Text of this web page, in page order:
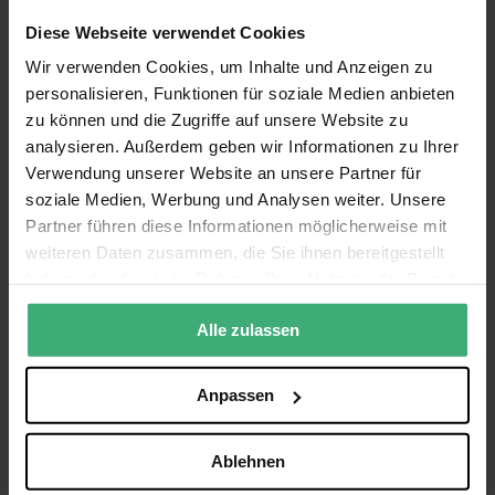
Diese Webseite verwendet Cookies
Wir verwenden Cookies, um Inhalte und Anzeigen zu
personalisieren, Funktionen für soziale Medien anbieten
zu können und die Zugriffe auf unsere Website zu
analysieren. Außerdem geben wir Informationen zu Ihrer
Verwendung unserer Website an unsere Partner für
soziale Medien, Werbung und Analysen weiter. Unsere
Partner führen diese Informationen möglicherweise mit
weiteren Daten zusammen, die Sie ihnen bereitgestellt
gesammelt haben.
Alle zulassen
Anpassen
Ablehnen
Gewicht ca. 17 kg
Englisch, Niederländisch, Deutsch,
Französisch, Spanisch
Bedienungsanleitung - Vonyx SPJ-1500ABT Bluetooth-
Aktivlautsprecher 15" 800 Watt (688.37 kB)
Bewertungen
Bewertung:
9/10
(8)
80%Feierliches Einfahren Rollstuhl Dreitagefahrt.
Verwendet zum Empfang der Bewohner, die an der Rollstuhl-
Geschrieben fürVonyx SPJ-1200ABT Bluetooth-